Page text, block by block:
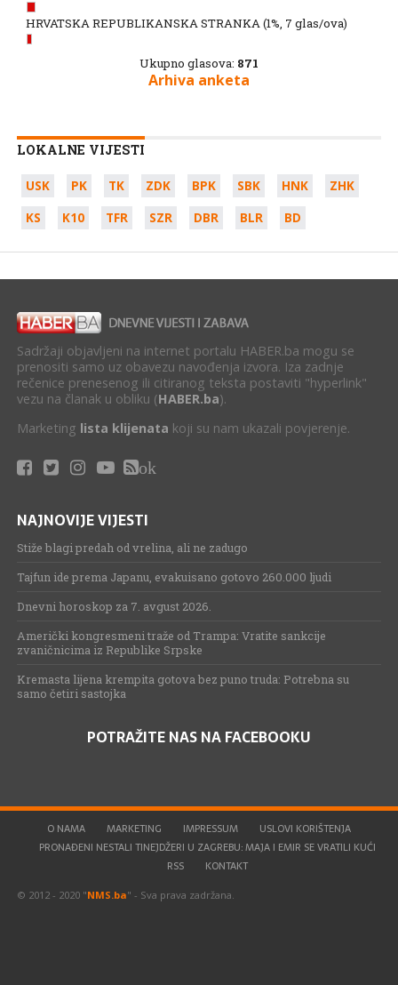
HRVATSKA REPUBLIKANSKA STRANKA(1%, 7 glas/ova)
Ukupno glasova: 871
Arhiva anketa
LOKALNE VIJESTI
USK PK TK ZDK BPK SBK HNK
ZHK
KS
K10 TFR SZR DBR BLR BD
Sadržaji objavljeni na internet portalu HABER.ba mogu se
prenositi samo uz obavezu navođenja izvora. Iza zadnje
rečenice prenesenog ili citiranog teksta postaviti "hyperlink"
vezu na članak u obliku (HABER.ba).
Marketing lista klijenata koji su nam ukazali povjerenje.
ok
NAJNOVIJE VIJESTI
Stiže blagi predah od vrelina, ali ne zadugo
Tajfun ide prema Japanu, evakuisano gotovo 260.000 ljudi
Dnevni horoskop za 7. avgust 2026.
Američki kongresmeni traže od Trampa: Vratite sankcije
zvaničnicima iz Republike Srpske
Kremasta lijena krempita gotova bez puno truda: Potrebna su
samo četiri sastojka
POTRAŽITE NAS NA FACEBOOKU
O NAMA MARKETING IMPRESSUM
USLOVI KORIŠTENJA
PRONAĐENI NESTALI TINEJDŽERI U ZAGREBU: MAJA I EMIR SE VRATILI KUĆI
RSS
KONTAKT
© 2012 - 2020 "NMS.ba" - Sva prava zadržana.